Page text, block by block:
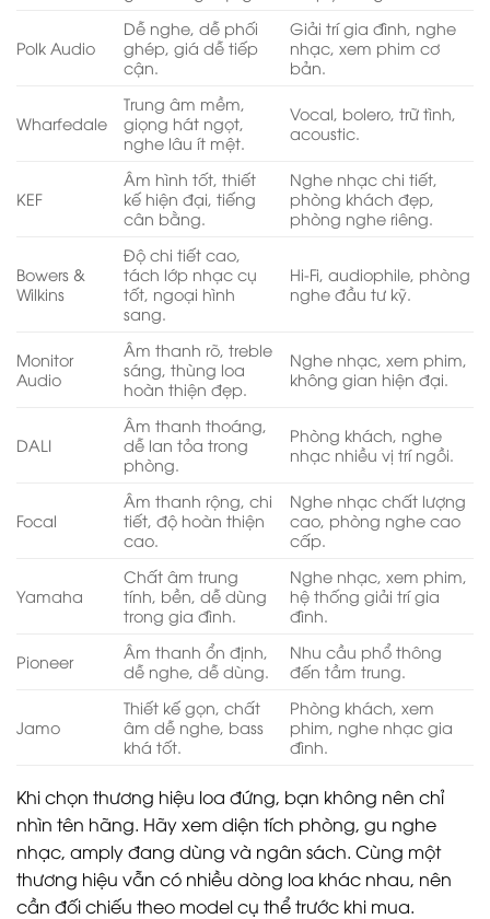
Polk Audio
Dễ nghe, dễ phối
ghép, giá dễ tiếp
cận.
Giải trí gia đình, nghe
nhạc, xem phim cơ
bản.
Wharfedale
Trung âm mềm,
giọng hát ngọt,
nghe lâu ít mệt.
Vocal, bolero, trữ tình,
acoustic.
KEF
Âm hình tốt, thiết
kế hiện đại, tiếng
cân bằng.
Nghe nhạc chi tiết,
phòng khách đẹp,
phòng nghe riêng.
Bowers &
Wilkins
Độ chi tiết cao,
tách lớp nhạc cụ
tốt, ngoại hình
sang.
Hi-Fi, audiophile, phòng
nghe đầu tư kỹ.
Monitor
Audio
Âm thanh rõ, treble
sáng, thùng loa
hoàn thiện đẹp.
Nghe nhạc, xem phim,
không gian hiện đại.
DALI
Âm thanh thoáng,
dễ lan tỏa trong
phòng.
Phòng khách, nghe
nhạc nhiều vị trí ngồi.
Focal
Âm thanh rộng, chi
tiết, độ hoàn thiện
cao.
Nghe nhạc chất lượng
cao, phòng nghe cao
cấp.
Yamaha
Chất âm trung
tính, bền, dễ dùng
trong gia đình.
Nghe nhạc, xem phim,
hệ thống giải trí gia
đình.
Pioneer
Âm thanh ổn định,
dễ nghe, dễ dùng.
Nhu cầu phổ thông
đến tầm trung.
Jamo
Thiết kế gọn, chất
âm dễ nghe, bass
khá tốt.
Phòng khách, xem
phim, nghe nhạc gia
đình.
Khi chọn thương hiệu loa đứng, bạn không nên chỉ
nhìn tên hãng. Hãy xem diện tích phòng, gu nghe
nhạc, amply đang dùng và ngân sách. Cùng một
thương hiệu vẫn có nhiều dòng loa khác nhau, nên
cần đối chiếu theo model cụ thể trước khi mua.